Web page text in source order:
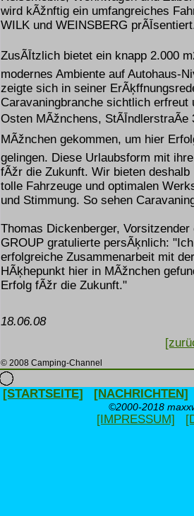
wird kÃžnftig ein umfangreiches
WILK und WEINSBERG
ZusÃĪtzlich bietet ein knapp 2.000
modernes Ambiente auf Autohaus-
zeigte sich in seiner
Caravaningbranche sichtlich
Osten MÃžnchens,
MÃžnchen gekommen, um hier
gelingen. Diese Urlaubsform mit
fÃžr die Zukunft. Wir bieten
tolle Fahrzeuge und optimalen
und Stimmung. So sehen
Thomas Dickenberger,
GROUP gratulierte persÃķnlich:
erfolgreiche Zusammenarbeit mit
HÃķhepunkt hier in MÃžnchen
Erfolg fÃžr die Zukunft."
18.06.08
© 2008 Camping-Channel
[STARTSEITE] [NACHRICHTEN]
©2000-2018
[IMPRESSUM]